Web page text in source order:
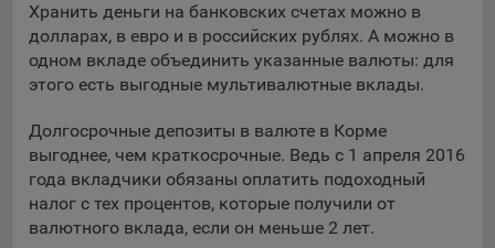
выборе пользователя на сайте и его предпочтениях и
позволяют Обществу «запомнить» информацию о
выбранном пользователем городе и других местных
настройках для того, чтобы соответствующим образом
9.4. Аналитические файлы cookie, например
Яндекс.Метрика, Google Analytics. Данные файлы cookie
собирают информацию о том, как пользователь
использовал сайты, и позволяют Обществу вносить в них
улучшения.
Хранить деньги на банковских счетах можно в
долларах, в евро и в российских рублях. А можно в
одном вкладе объединить указанные валюты: для
этого есть выгодные мультивалютные вклады.
Долгосрочные депозиты в валюте в Корме
выгоднее, чем краткосрочные. Ведь с 1 апреля 2016
года вкладчики обязаны оплатить подоходный
налог с тех процентов, которые получили от
валютного вклада, если он меньше 2 лет.